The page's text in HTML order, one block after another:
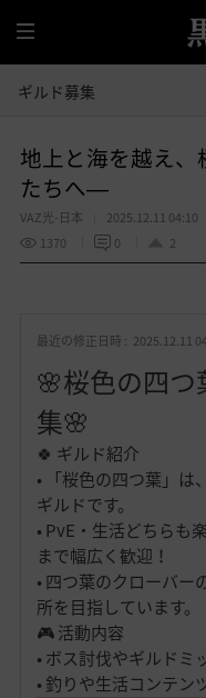
全
体
ギルド募集
地上と海を越え
たちへ―
VAZ光-日本
2025.12.11 04:10
1370
0 2
最近の修正日時 : 2025.12.11
🌸桜色の四
集🌸
🍀 ギルド紹介
• 「桜色の四つ葉」は
ギルドです。
• PvE・生活どちらも
まで幅広く歓迎！
• 四つ葉のクローバ
所を目指しています。
🎮 活動内容
• ボス討伐やギルドミ
• 釣りや生活コンテン